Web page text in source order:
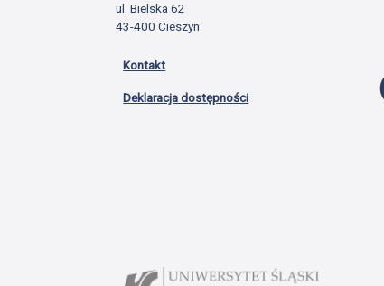
ul. Bielska 62
43-400 Cieszyn
Kontakt
Deklaracja dostępności